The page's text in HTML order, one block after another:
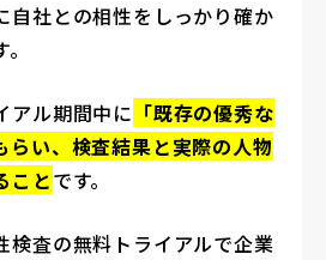
自社との相性をしっかり確か
アル期間中に 「既存の優秀な
らい、検査結果と実際の人物
ことです。
検査の無料トライアルで企業